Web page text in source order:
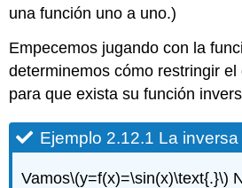
una función uno a uno.)
Empecemos jugando con la
determinemos cómo restringir el
para que exista su función
Ejemplo 2.12.1 La
Vamos\(y=f(x)=\sin(x)\text{.}\)